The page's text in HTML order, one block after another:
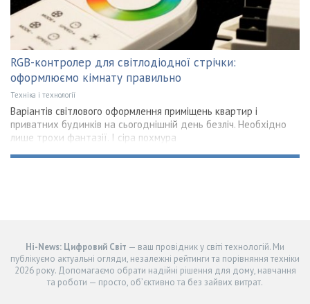
RGB-контролер для світлодіодної стрічки:
оформлюємо кімнату правильно
Техніка і технології
Варіантів світлового оформлення приміщень квартир і
приватних будинків на сьогоднішній день безліч. Необхідно
лише трохи фантазії. І сіра похмура
Hi-News: Цифровий Світ — ваш провідник у світі технологій. Ми
публікуємо актуальні огляди, незалежні рейтинги та порівняння техніки
2026 року. Допомагаємо обрати надійні рішення для дому, навчання
та роботи — просто, об’єктивно та без зайвих витрат.